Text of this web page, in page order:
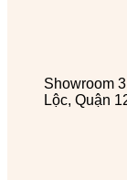
Showroom
Lộc, Quận